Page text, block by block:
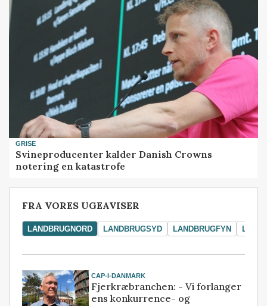
GRISE
Svineproducenter kalder Danish Crowns
notering en katastrofe
FRA VORES UGEAVISER
LANDBRUGNORD LANDBRUGSYD LANDBRUGFYN
CAP-I-DANMARK
Fjerkræbranchen: - Vi forlanger
ens konkurrence- og